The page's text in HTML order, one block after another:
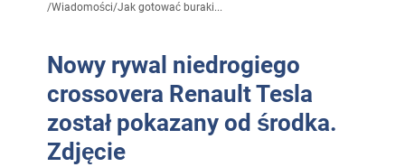
/Wiadomości/Jak gotować buraki...
Nowy rywal niedrogiego
crossovera Renault Tesla
został pokazany od środka.
Zdjęcie